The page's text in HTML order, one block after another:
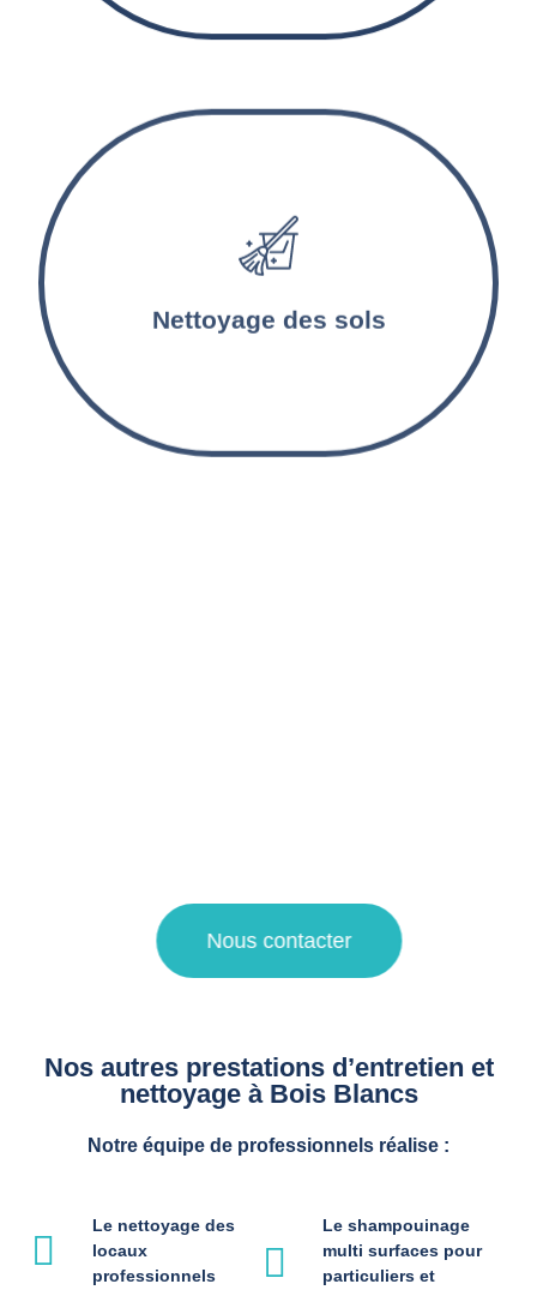
Nettoyage des sols
Les sols sont lavés et désinfectés par nos
agents d’entretien. Les tapis et les moquettes
sont aspirés et nettoyés en profondeur.
Nous contacter
Nos autres prestations d’entretien et
nettoyage à Bois Blancs
Notre équipe de professionnels réalise :
Le nettoyage des
locaux
professionnels
Le shampouinage
multi surfaces pour
particuliers et